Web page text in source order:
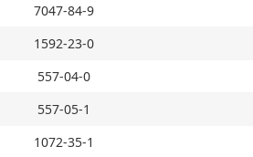
7047-84-9
1592-23-0
557-04-0
557-05-1
1072-35-1